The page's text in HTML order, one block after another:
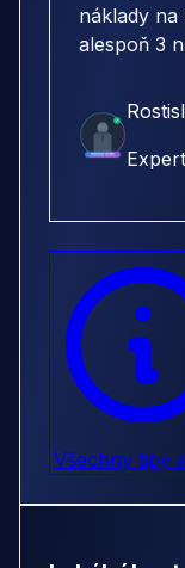
náklady
alespoň 3
Všechny tipy